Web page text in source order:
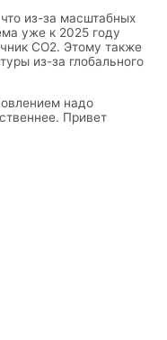
из-за масштабных
уже к 2025 году
СО2. Этому также
из-за глобального
надо
Привет